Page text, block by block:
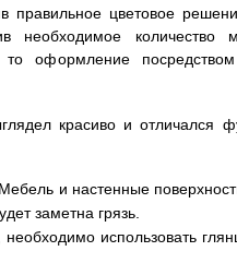
правильное цветовое
необходимое
оформление
красиво и отличался
и настенные
заметна грязь.
использовать